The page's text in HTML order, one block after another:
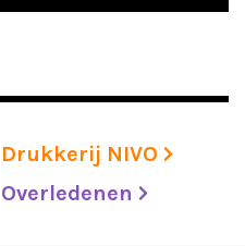
Drukkerij NIVO
Overledenen